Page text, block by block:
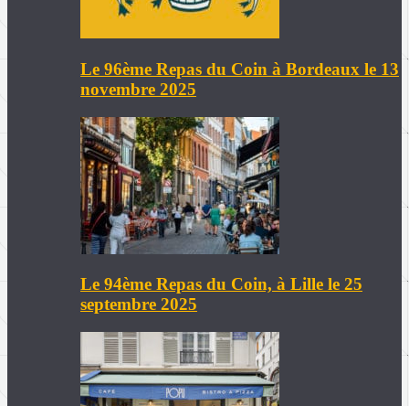
Le 96ème Repas du Coin à Bordeaux le 13
novembre 2025
Le 94ème Repas du Coin, à Lille le 25
septembre 2025